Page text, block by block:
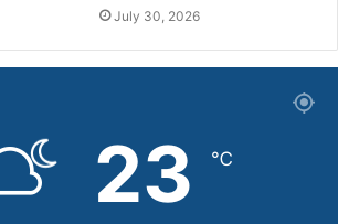
July 30, 2026
23 ℃